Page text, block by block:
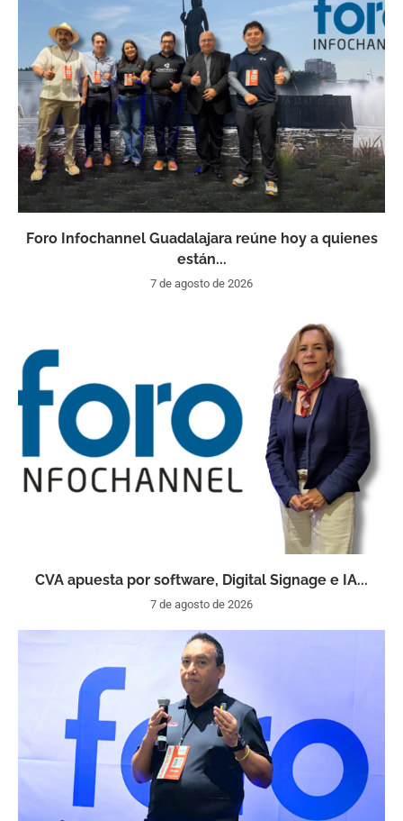
Foro Infochannel Guadalajara reúne hoy a quienes
están...
7 de agosto de 2026
CVA apuesta por software, Digital Signage e IA...
7 de agosto de 2026